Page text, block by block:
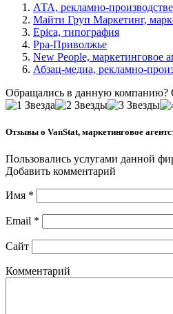
АТА, рекламно-
Майти Груп Маркетинг,
Epica, типография
Рра-Приволжье
New People, маркетинговое
Абзац-медиа, рекламно-
Обращались в данную компанию?
Отзывы о VanStat, маркетинговое
Пользовались услугами данной
Добавить комментарий
Имя *
Email *
Сайт
Комментарий